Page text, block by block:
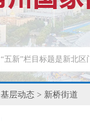
基层动态 > 新桥街道